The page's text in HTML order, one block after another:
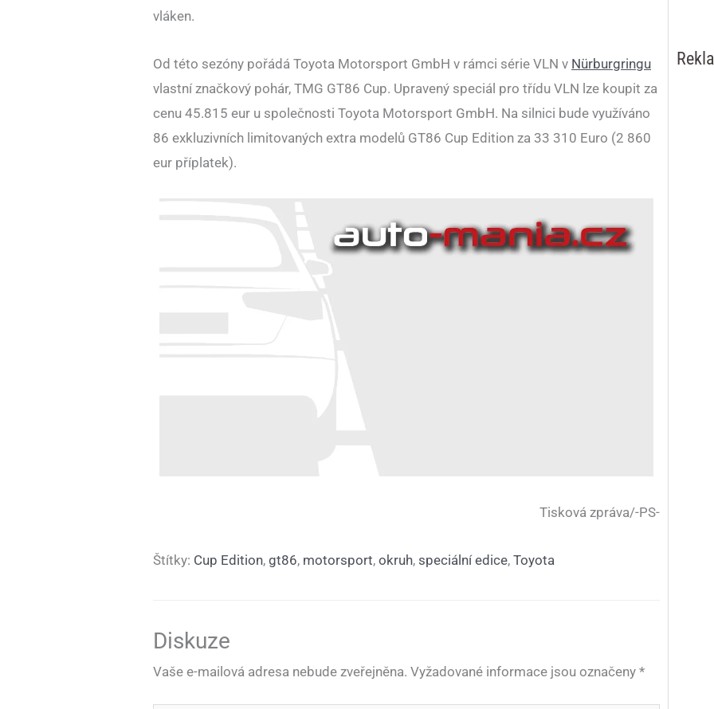
vláken.
Od této sezóny pořádá Toyota Motorsport GmbH v rámci série VLN v Nürburgringu
vlastní značkový pohár, TMG GT86 Cup. Upravený speciál pro třídu VLN lze koupit za
cenu 45.815 eur u společnosti Toyota Motorsport GmbH. Na silnici bude využíváno
86 exkluzivních limitovaných extra modelů GT86 Cup Edition za 33 310 Euro (2 860
eur příplatek).
Tisková zpráva/-PS-
Štítky: Cup Edition, gt86, motorsport, okruh, speciální edice, Toyota
Diskuze
Vaše e-mailová adresa nebude zveřejněna. Vyžadované informace jsou označeny *